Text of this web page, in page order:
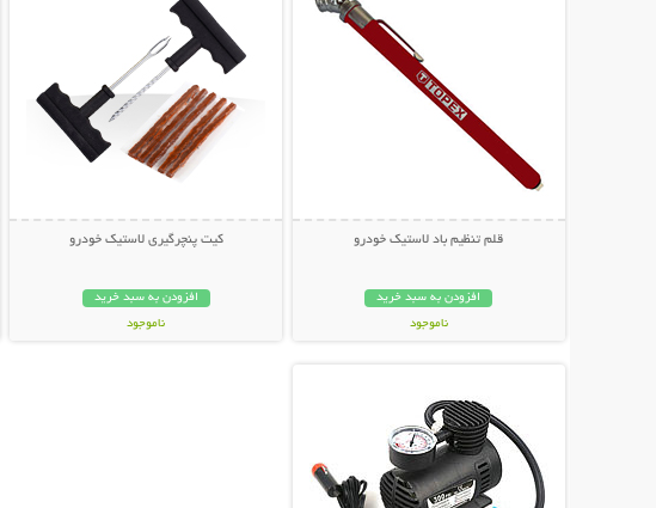
قلم تنظیم باد لاستیک خودرو
افزودن به سبد خرید
ناموجود
کیت پنچرگیری لاستیک خودرو
افزودن به سبد خرید
ناموجود